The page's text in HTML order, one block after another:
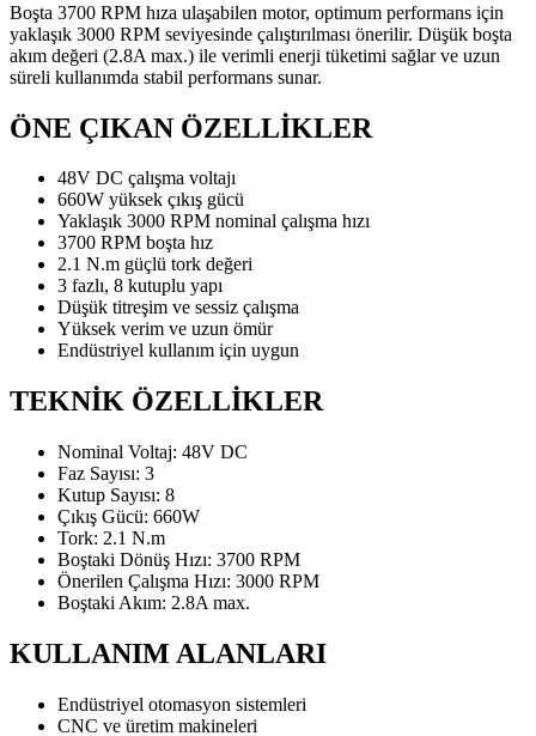
Boşta 3700 RPM hıza ulaşabilen motor, optimum performans için
yaklaşık 3000 RPM seviyesinde çalıştırılması önerilir. Düşük boşta
akım değeri (2.8A max.) ile verimli enerji tüketimi sağlar ve uzun
süreli kullanımda stabil performans sunar.
ÖNE ÇIKAN ÖZELLİKLER
48V DC çalışma voltajı
660W yüksek çıkış gücü
Yaklaşık 3000 RPM nominal çalışma hızı
3700 RPM boşta hız
2.1 N.m güçlü tork değeri
3 fazlı, 8 kutuplu yapı
Düşük titreşim ve sessiz çalışma
Yüksek verim ve uzun ömür
Endüstriyel kullanım için uygun
TEKNİK ÖZELLİKLER
Nominal Voltaj: 48V DC
Faz Sayısı: 3
Kutup Sayısı: 8
Çıkış Gücü: 660W
Tork: 2.1 N.m
Boştaki Dönüş Hızı: 3700 RPM
Önerilen Çalışma Hızı: 3000 RPM
Boştaki Akım: 2.8A max.
KULLANIM ALANLARI
Endüstriyel otomasyon sistemleri
CNC ve üretim makineleri